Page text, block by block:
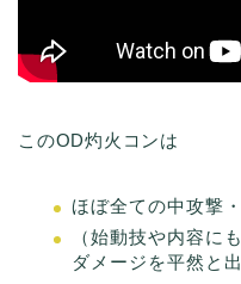
このOD灼火コンは
ほぼ全ての中攻撃
（始動技や内容に
ダメージを平然と